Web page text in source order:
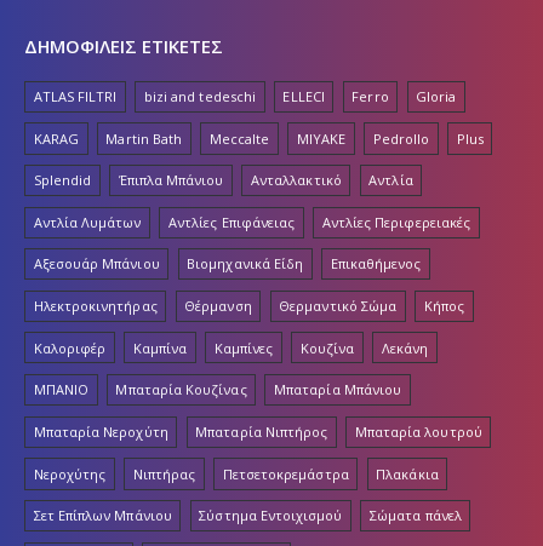
ΔΗΜΟΦΙΛΕΙΣ ΕΤΙΚΕΤΕΣ
ATLAS FILTRI bizi and tedeschi ELLECI Ferro Gloria
KARAG Martin Bath Meccalte MIYAKE Pedrollo Plus
Splendid Έπιπλα Μπάνιου Ανταλλακτικό Αντλία
Αντλία Λυμάτων Αντλίες Επιφάνειας Αντλίες Περιφερειακές
Αξεσουάρ Μπάνιου Βιομηχανικά Είδη Επικαθήμενος
Ηλεκτροκινητήρας Θέρμανση Θερμαντικό Σώμα Κήπος
Καλοριφέρ Καμπίνα Καμπίνες Κουζίνα Λεκάνη
ΜΠΑΝΙΟ Μπαταρία Κουζίνας Μπαταρία Μπάνιου
Μπαταρία Νεροχύτη Μπαταρία Νιπτήρος Μπαταρία λουτρού
Νεροχύτης Νιπτήρας Πετσετοκρεμάστρα Πλακάκια
Σετ Επίπλων Μπάνιου Σύστημα Εντοιχισμού Σώματα πάνελ